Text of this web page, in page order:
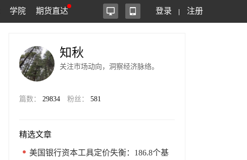
学院 期货直达 登录 注册
知秋
关注市场动向，洞察经济脉络。
篇数： 29834 粉丝： 581
精选文章
美国银行资本工具定价失衡：186.8个基